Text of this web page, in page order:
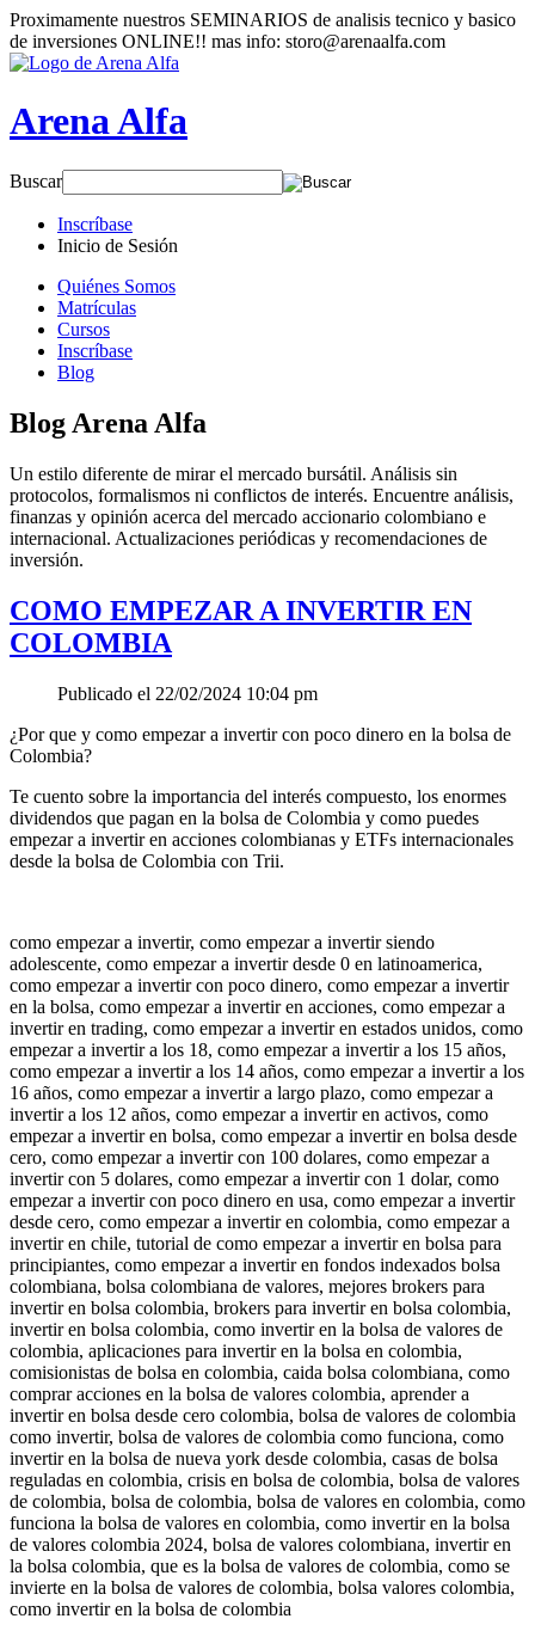
Proximamente nuestros SEMINARIOS de analisis tecnico y basico
de inversiones ONLINE!! mas info: storo@arenaalfa.com
Arena Alfa
Buscar
Inscríbase
Inicio de Sesión
Quiénes Somos
Matrículas
Cursos
Inscríbase
Blog
Blog Arena Alfa
Un estilo diferente de mirar el mercado bursátil. Análisis sin
protocolos, formalismos ni conflictos de interés. Encuentre análisis,
finanzas y opinión acerca del mercado accionario colombiano e
internacional. Actualizaciones periódicas y recomendaciones de
inversión.
COMO EMPEZAR A INVERTIR EN
COLOMBIA
Publicado el 22/02/2024 10:04 pm
¿Por que y como empezar a invertir con poco dinero en la bolsa de
Colombia?
Te cuento sobre la importancia del interés compuesto, los enormes
dividendos que pagan en la bolsa de Colombia y como puedes
empezar a invertir en acciones colombianas y ETFs internacionales
desde la bolsa de Colombia con Trii.
como empezar a invertir, como empezar a invertir siendo
adolescente, como empezar a invertir desde 0 en latinoamerica,
como empezar a invertir con poco dinero, como empezar a invertir
en la bolsa, como empezar a invertir en acciones, como empezar a
invertir en trading, como empezar a invertir en estados unidos, como
empezar a invertir a los 18, como empezar a invertir a los 15 años,
como empezar a invertir a los 14 años, como empezar a invertir a los
16 años, como empezar a invertir a largo plazo, como empezar a
invertir a los 12 años, como empezar a invertir en activos, como
empezar a invertir en bolsa, como empezar a invertir en bolsa desde
cero, como empezar a invertir con 100 dolares, como empezar a
invertir con 5 dolares, como empezar a invertir con 1 dolar, como
empezar a invertir con poco dinero en usa, como empezar a invertir
desde cero, como empezar a invertir en colombia, como empezar a
invertir en chile, tutorial de como empezar a invertir en bolsa para
principiantes, como empezar a invertir en fondos indexados bolsa
colombiana, bolsa colombiana de valores, mejores brokers para
invertir en bolsa colombia, brokers para invertir en bolsa colombia,
invertir en bolsa colombia, como invertir en la bolsa de valores de
colombia, aplicaciones para invertir en la bolsa en colombia,
comisionistas de bolsa en colombia, caida bolsa colombiana, como
comprar acciones en la bolsa de valores colombia, aprender a
invertir en bolsa desde cero colombia, bolsa de valores de colombia
como invertir, bolsa de valores de colombia como funciona, como
invertir en la bolsa de nueva york desde colombia, casas de bolsa
reguladas en colombia, crisis en bolsa de colombia, bolsa de valores
de colombia, bolsa de colombia, bolsa de valores en colombia, como
funciona la bolsa de valores en colombia, como invertir en la bolsa
de valores colombia 2024, bolsa de valores colombiana, invertir en
la bolsa colombia, que es la bolsa de valores de colombia, como se
invierte en la bolsa de valores de colombia, bolsa valores colombia,
como invertir en la bolsa de colombia